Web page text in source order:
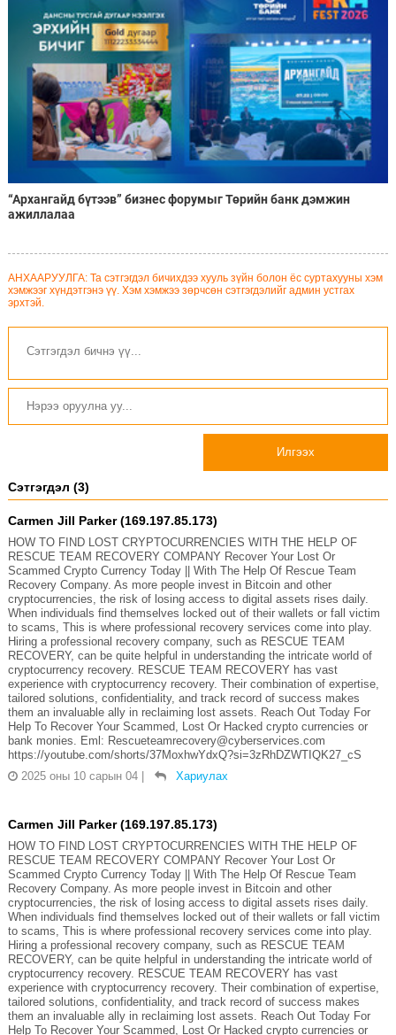
“Архангайд бүтээв” бизнес форумыг Төрийн банк дэмжин
ажиллалаа
АНХААРУУЛГА: Та сэтгэгдэл бичихдээ хууль зүйн болон ёс суртахууны хэм
хэмжээг хүндэтгэнэ үү. Хэм хэмжээ зөрчсөн сэтгэгдэлийг админ устгах
эрхтэй.
Илгээх
Сэтгэгдэл (3)
Carmen Jill Parker (169.197.85.173)
HOW TO FIND LOST CRYPTOCURRENCIES WITH THE HELP OF
RESCUE TEAM RECOVERY COMPANY Recover Your Lost Or
Scammed Crypto Currency Today || With The Help Of Rescue Team
Recovery Company. As more people invest in Bitcoin and other
cryptocurrencies, the risk of losing access to digital assets rises daily.
When individuals find themselves locked out of their wallets or fall victim
to scams, This is where professional recovery services come into play.
Hiring a professional recovery company, such as RESCUE TEAM
RECOVERY, can be quite helpful in understanding the intricate world of
cryptocurrency recovery. RESCUE TEAM RECOVERY has vast
experience with cryptocurrency recovery. Their combination of expertise,
tailored solutions, confidentiality, and track record of success makes
them an invaluable ally in reclaiming lost assets. Reach Out Today For
Help To Recover Your Scammed, Lost Or Hacked crypto currencies or
bank monies. Eml: Rescueteamrecovery@cyberservices.com
https://youtube.com/shorts/37MoxhwYdxQ?si=3zRhDZWTIQK27_cS
2025 оны 10 сарын 04
Хариулах
Carmen Jill Parker (169.197.85.173)
HOW TO FIND LOST CRYPTOCURRENCIES WITH THE HELP OF
RESCUE TEAM RECOVERY COMPANY Recover Your Lost Or
Scammed Crypto Currency Today || With The Help Of Rescue Team
Recovery Company. As more people invest in Bitcoin and other
cryptocurrencies, the risk of losing access to digital assets rises daily.
When individuals find themselves locked out of their wallets or fall victim
to scams, This is where professional recovery services come into play.
Hiring a professional recovery company, such as RESCUE TEAM
RECOVERY, can be quite helpful in understanding the intricate world of
cryptocurrency recovery. RESCUE TEAM RECOVERY has vast
experience with cryptocurrency recovery. Their combination of expertise,
tailored solutions, confidentiality, and track record of success makes
them an invaluable ally in reclaiming lost assets. Reach Out Today For
Help To Recover Your Scammed, Lost Or Hacked crypto currencies or